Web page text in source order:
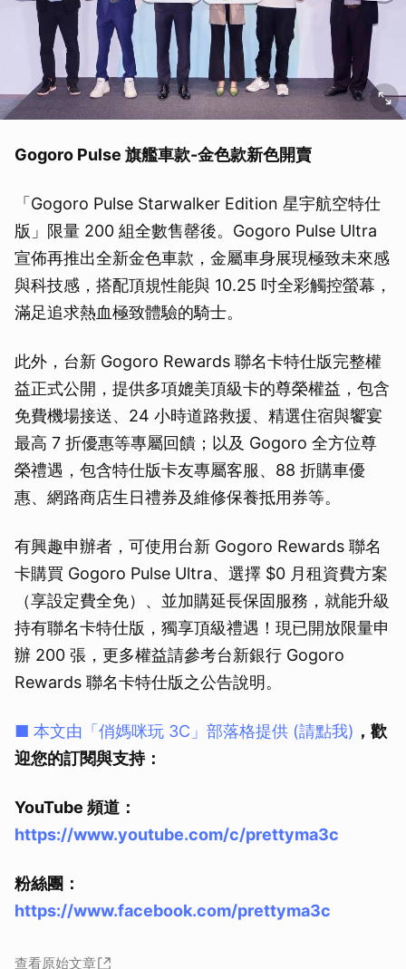
Gogoro Pulse 旗艦車款-金色款新色開賣
「Gogoro Pulse Starwalker Edition 星宇航空特仕
版」限量 200 組全數售罄後。Gogoro Pulse Ultra
宣佈再推出全新金色車款，金屬車身展現極致未來感
與科技感，搭配頂規性能與 10.25 吋全彩觸控螢幕，
滿足追求熱血極致體驗的騎士。
此外，台新 Gogoro Rewards 聯名卡特仕版完整權
益正式公開，提供多項媲美頂級卡的尊榮權益，包含
免費機場接送、24 小時道路救援、精選住宿與饗宴
最高 7 折優惠等專屬回饋；以及 Gogoro 全方位尊
榮禮遇，包含特仕版卡友專屬客服、88 折購車優
惠、網路商店生日禮券及維修保養抵用券等。
有興趣申辦者，可使用台新 Gogoro Rewards 聯名
卡購買 Gogoro Pulse Ultra、選擇 $0 月租資費方案
（享設定費全免）、並加購延長保固服務，就能升級
持有聯名卡特仕版，獨享頂級禮遇！現已開放限量申
辦 200 張，更多權益請參考台新銀行 Gogoro
Rewards 聯名卡特仕版之公告說明。
■ 本文由「俏媽咪玩 3C」部落格提供 (請點我) ，歡
迎您的訂閱與支持：
YouTube 頻道：
https://www.youtube.com/c/prettyma3c
粉絲團：
https://www.facebook.com/prettyma3c
查看原始文章